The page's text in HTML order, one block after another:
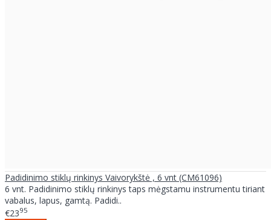
Padidinimo stiklų rinkinys Vaivorykštė , 6 vnt (CM61096)
6 vnt. Padidinimo stiklų rinkinys taps mėgstamu instrumentu tiriant
vabalus, lapus, gamtą. Padidi..
€2395